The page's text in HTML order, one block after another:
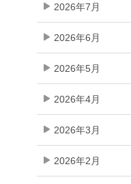
2026年7月
2026年6月
2026年5月
2026年4月
2026年3月
2026年2月